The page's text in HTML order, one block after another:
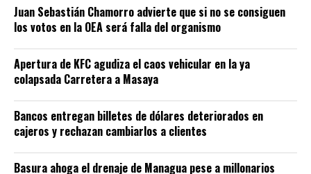
Juan Sebastián Chamorro advierte que si no se consiguen
los votos en la OEA será falla del organismo
Apertura de KFC agudiza el caos vehicular en la ya
colapsada Carretera a Masaya
Bancos entregan billetes de dólares deteriorados en
cajeros y rechazan cambiarlos a clientes
Basura ahoga el drenaje de Managua pese a millonarios